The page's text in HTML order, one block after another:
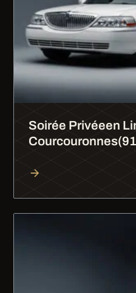
Soirée Privéeen